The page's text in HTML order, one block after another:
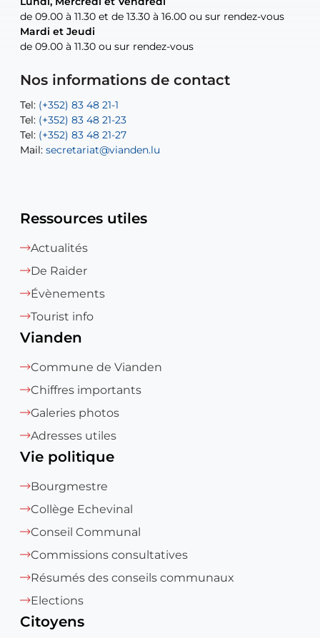
de 09.00 à 11.30 et de 13.30 à 16.00 ou sur rendez-vous
Mardi et Jeudi
de 09.00 à 11.30 ou sur rendez-vous
Nos informations de contact
Tel: (+352) 83 48 21-1
Tel: (+352) 83 48 21-23
Tel: (+352) 83 48 21-27
Mail: secretariat@vianden.lu
de 09.00 à 11.30 et de 13.30 à 16.00 ou sur rendez-vous
Mardi et Jeudi
de 09.00 à 11.30 ou sur rendez-vous
Tel: (+352) 83 48 21-20
Tel: (+352) 83 48 21-22
Mail:sofia.carvalho@vianden.lu
Mail: diane.storn@vianden.lu
Mail:recette@vianden.lu
Tel:(+352) 83 48 21-31
Tel:Permanence (Fuite d’eau) : 83 48 21 61
Ressources utiles
Actualités
De Raider
Évènements
Tourist info
Vianden
Commune de Vianden
Chiffres importants
Galeries photos
Adresses utiles
Vie politique
Bourgmestre
Collège Echevinal
Conseil Communal
Commissions consultatives
Résumés des conseils communaux
Elections
Citoyens